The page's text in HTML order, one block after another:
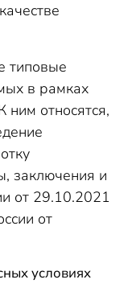
типовые
в рамках
ним относятся,
заключения и
от 29.10.2021
от
условиях